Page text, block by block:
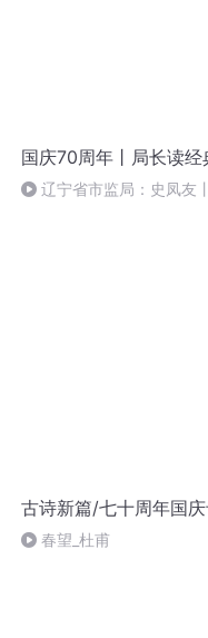
国庆70周年丨局长读经
辽宁省市监局：史凤友
古诗新篇/七十周年国
春望_杜甫